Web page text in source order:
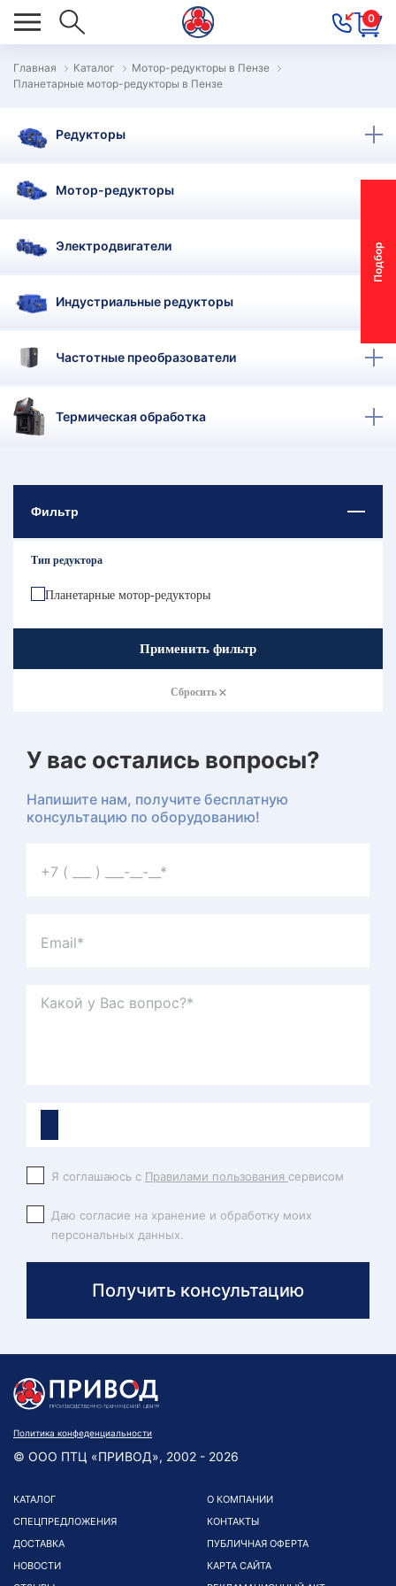
0
П
о
д
б
о
р
м
о
т
о
р
-
р
е
д
у
к
т
о
р
Главная Каталог
Мотор-редукторы в Пензе
Планетарные мотор-редукторы в Пензе
Редукторы
Мотор-редукторы
Электродвигатели
Индустриальные редукторы
Частотные преобразователи
Термическая обработка
Фильтр
Тип редуктора
Планетарные мотор-редукторы
Применить фильтр
Сбросить
У вас остались вопросы?
Напишите нам, получите бесплатную
консультацию по оборудованию!
Я соглашаюсь с Правилами пользования сервисом
Даю согласие на хранение и обработку моих
персональных данных.
Получить консультацию
Политика конфеденциальности
© ООО ПТЦ «ПРИВОД», 2002 - 2026
КАТАЛОГ
СПЕЦПРЕДЛОЖЕНИЯ
ДОСТАВКА
НОВОСТИ
О КОМПАНИИ
КОНТАКТЫ
ПУБЛИЧНАЯ ОФЕРТА
КАРТА САЙТА